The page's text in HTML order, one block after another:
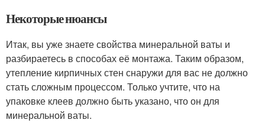
Некоторые нюансы
Итак, вы уже знаете свойства минеральной ваты и
разбираетесь в способах её монтажа. Таким образом,
утепление кирпичных стен снаружи для вас не должно
стать сложным процессом. Только учтите, что на
упаковке клеев должно быть указано, что он для
минеральной ваты.